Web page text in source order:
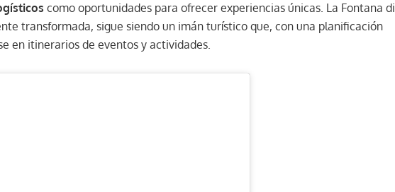
como oportunidades para ofrecer experiencias únicas. La Fontana di
transformada, sigue siendo un imán turístico que, con una planificación
en itinerarios de eventos y actividades.